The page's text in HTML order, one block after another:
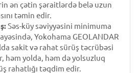
ən çətin şəraitlərdə belə uzun
təmin edir.
Səs-küy səviyyəsini minimuma
Yokohama GEOLANDAR
sakit və rahat sürüş təcrübəsi
həm yolda, həm də yolsuzluq
rahatlığı təqdim edir.